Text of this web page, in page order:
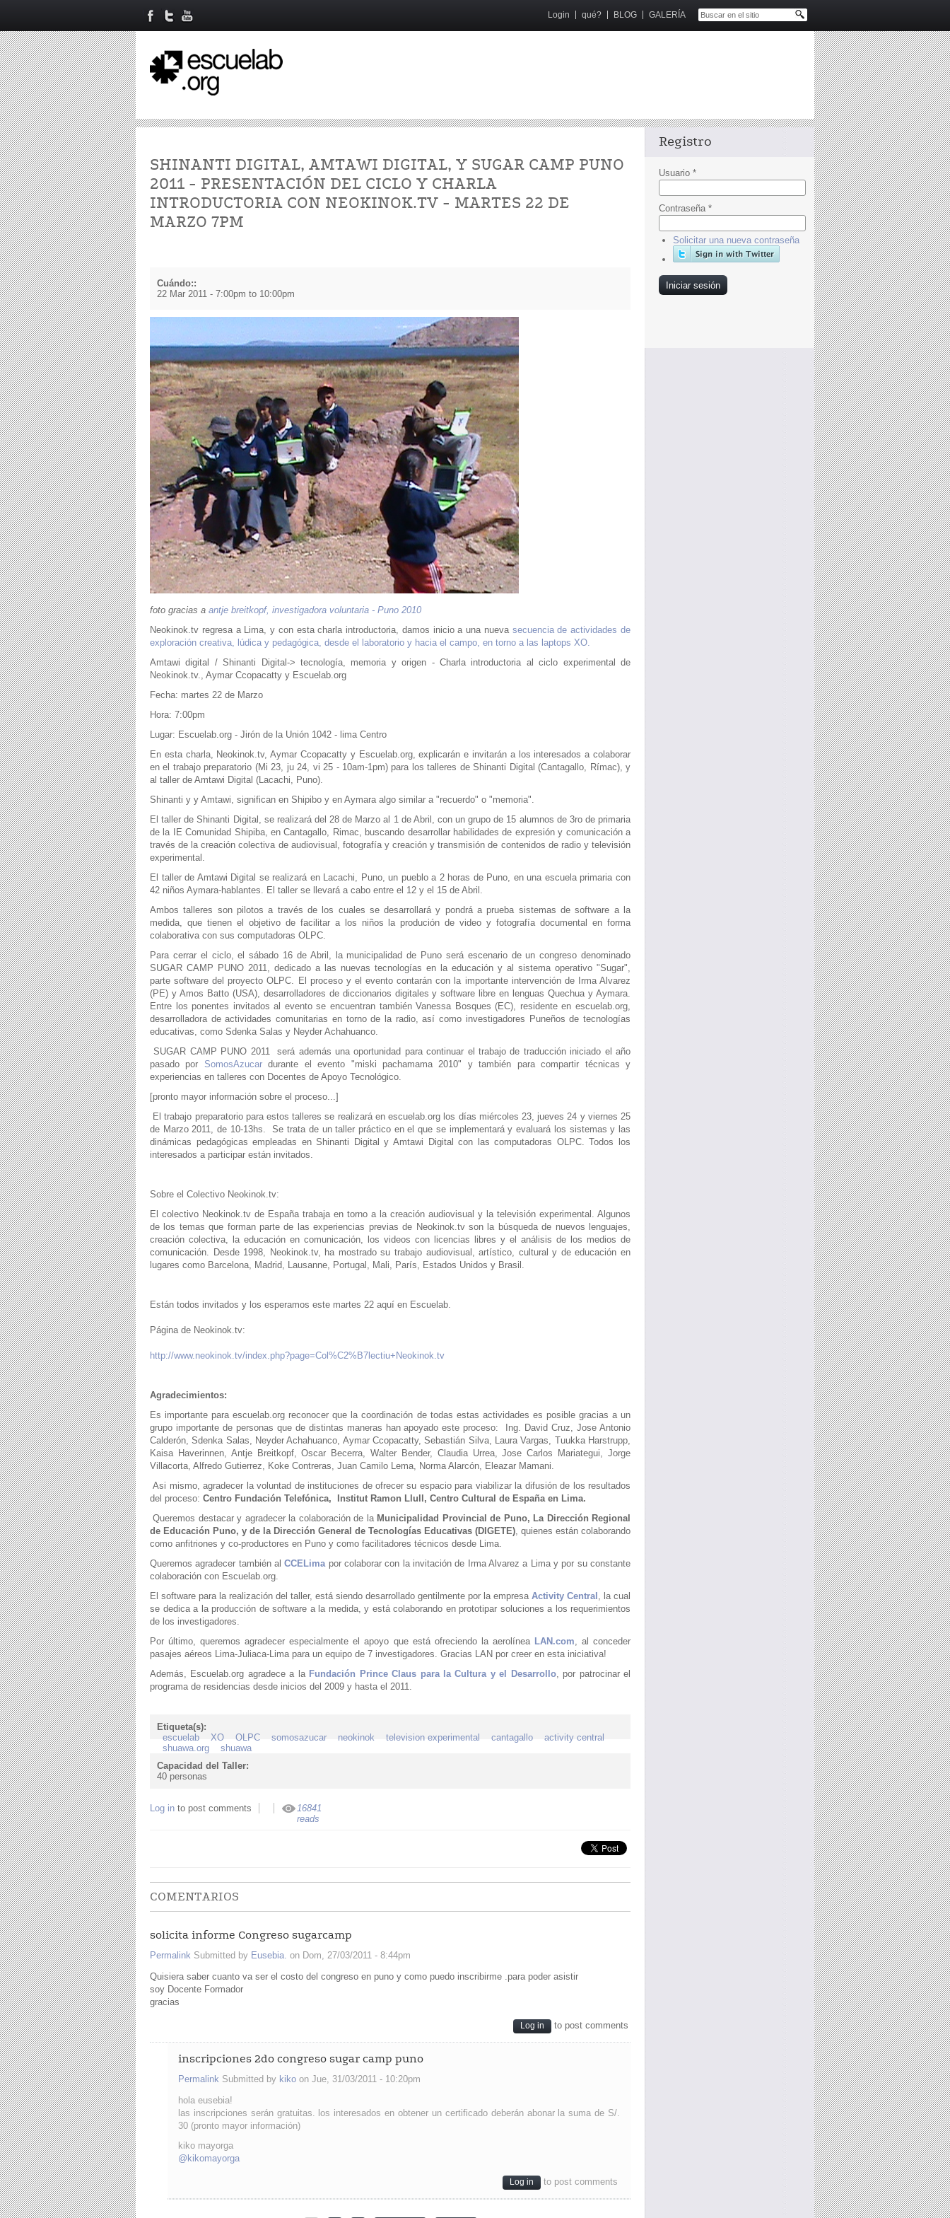
Login qué? BLOG GALERÍA
SHINANTI DIGITAL, AMTAWI DIGITAL, Y SUGAR CAMP PUNO
2011 - PRESENTACIÓN DEL CICLO Y CHARLA
INTRODUCTORIA CON NEOKINOK.TV - MARTES 22 DE
MARZO 7PM
Cuándo::
22 Mar 2011 - 7:00pm to 10:00pm
foto gracias a antje breitkopf, investigadora voluntaria - Puno 2010
Neokinok.tv regresa a Lima, y con esta charla introductoria, damos inicio a una nueva secuencia de actividades de
exploración creativa, lúdica y pedagógica, desde el laboratorio y hacia el campo, en torno a las laptops XO.
Amtawi digital / Shinanti Digital-> tecnología, memoria y origen - Charla introductoria al ciclo experimental de
Neokinok.tv., Aymar Ccopacatty y Escuelab.org
Fecha: martes 22 de Marzo
Hora: 7:00pm
Lugar: Escuelab.org - Jirón de la Unión 1042 - lima Centro
En esta charla, Neokinok.tv, Aymar Ccopacatty y Escuelab.org, explicarán e invitarán a los interesados a colaborar
en el trabajo preparatorio (Mi 23, ju 24, vi 25 - 10am-1pm) para los talleres de Shinanti Digital (Cantagallo, Rímac), y
al taller de Amtawi Digital (Lacachi, Puno).
Shinanti y y Amtawi, significan en Shipibo y en Aymara algo similar a "recuerdo" o "memoria".
El taller de Shinanti Digital, se realizará del 28 de Marzo al 1 de Abril, con un grupo de 15 alumnos de 3ro de primaria
de la IE Comunidad Shipiba, en Cantagallo, Rimac, buscando desarrollar habilidades de expresión y comunicación a
través de la creación colectiva de audiovisual, fotografía y creación y transmisión de contenidos de radio y televisión
experimental.
El taller de Amtawi Digital se realizará en Lacachi, Puno, un pueblo a 2 horas de Puno, en una escuela primaria con
42 niños Aymara-hablantes. El taller se llevará a cabo entre el 12 y el 15 de Abril.
Ambos talleres son pilotos a través de los cuales se desarrollará y pondrá a prueba sistemas de software a la
medida, que tienen el objetivo de facilitar a los niños la produción de video y fotografía documental en forma
colaborativa con sus computadoras OLPC.
Para cerrar el ciclo, el sábado 16 de Abril, la municipalidad de Puno será escenario de un congreso denominado
SUGAR CAMP PUNO 2011, dedicado a las nuevas tecnologías en la educación y al sistema operativo "Sugar",
parte software del proyecto OLPC. El proceso y el evento contarán con la importante intervención de Irma Alvarez
(PE) y Amos Batto (USA), desarrolladores de diccionarios digitales y software libre en lenguas Quechua y Aymara.
Entre los ponentes invitados al evento se encuentran también Vanessa Bosques (EC), residente en escuelab.org,
desarrolladora de actividades comunitarias en torno de la radio, así como investigadores Puneños de tecnologías
educativas, como Sdenka Salas y Neyder Achahuanco.
SUGAR CAMP PUNO 2011 será además una oportunidad para continuar el trabajo de traducción iniciado el año
pasado por SomosAzucardurante el evento "miski pachamama 2010" y también para compartir técnicas y
experiencias en talleres con Docentes de Apoyo Tecnológico.
[pronto mayor información sobre el proceso...]
El trabajo preparatorio para estos talleres se realizará en escuelab.org los días miércoles 23, jueves 24 y viernes 25
de Marzo 2011, de 10-13hs. Se trata de un taller práctico en el que se implementará y evaluará los sistemas y las
dinámicas pedagógicas empleadas en Shinanti Digital y Amtawi Digital con las computadoras OLPC. Todos los
interesados a participar están invitados.
Sobre el Colectivo Neokinok.tv:
El colectivo Neokinok.tv de España trabaja en torno a la creación audiovisual y la televisión experimental. Algunos
de los temas que forman parte de las experiencias previas de Neokinok.tv son la búsqueda de nuevos lenguajes,
creación colectiva, la educación en comunicación, los videos con licencias libres y el análisis de los medios de
comunicación. Desde 1998, Neokinok.tv, ha mostrado su trabajo audiovisual, artístico, cultural y de educación en
lugares como Barcelona, Madrid, Lausanne, Portugal, Mali, París, Estados Unidos y Brasil.
Están todos invitados y los esperamos este martes 22 aquí en Escuelab.
Página de Neokinok.tv:
http://www.neokinok.tv/index.php?page=Col%C2%B7lectiu+Neokinok.tv
Agradecimientos:
Es importante para escuelab.org reconocer que la coordinación de todas estas actividades es posible gracias a un
grupo importante de personas que de distintas maneras han apoyado este proceso: Ing. David Cruz, Jose Antonio
Calderón, Sdenka Salas, Neyder Achahuanco, Aymar Ccopacatty, Sebastián Silva, Laura Vargas, Tuukka Harstrupp,
Kaisa Haverinnen, Antje Breitkopf, Oscar Becerra, Walter Bender, Claudia Urrea, Jose Carlos Mariategui, Jorge
Villacorta, Alfredo Gutierrez, Koke Contreras, Juan Camilo Lema, Norma Alarcón, Eleazar Mamani.
Asi mismo, agradecer la voluntad de instituciones de ofrecer su espacio para viabilizar la difusión de los resultados
del proceso: Centro Fundación Telefónica, Institut Ramon Llull, Centro Cultural de España en Lima.
Queremos destacar y agradecer la colaboración de la Municipalidad Provincial de Puno, La Dirección Regional
de Educación Puno, y de la Dirección General de Tecnologías Educativas (DIGETE), quienes están colaborando
como anfitriones y co-productores en Puno y como facilitadores técnicos desde Lima.
Queremos agradecer también alCCELimapor colaborar con la invitación de Irma Alvarez a Lima y por su constante
colaboración con Escuelab.org.
El software para la realización del taller, está siendo desarrollado gentilmente por la empresa Activity Central , la cual
se dedica a la producción de software a la medida, y está colaborando en prototipar soluciones a los requerimientos
de los investigadores.
Por último, queremos agradecer especialmente el apoyo que está ofreciendo la aerolínea LAN.com, al conceder
pasajes aéreos Lima-Juliaca-Lima para un equipo de 7 investigadores. Gracias LAN por creer en esta iniciativa!
Además, Escuelab.org agradece a la Fundación Prince Claus para la Cultura y el Desarrollo, por patrocinar el
programa de residencias desde inicios del 2009 y hasta el 2011.
Etiqueta(s):
escuelab
XO OLPC somosazucar neokinok television experimental cantagallo
activity central
shuawa.org
shuawa
Capacidad del Taller:
40 personas
Log in to post comments
16841
reads
COMENTARIOS
solicita informe Congreso sugarcamp
Permalink Submitted by Eusebia. on Dom, 27/03/2011 - 8:44pm
Quisiera saber cuanto va ser el costo del congreso en puno y como puedo inscribirme .para poder asistir
soy Docente Formador
gracias
Log in to post comments
inscripciones 2do congreso sugar camp puno
Permalink Submitted by kiko on Jue, 31/03/2011 - 10:20pm
hola eusebia!
las inscripciones serán gratuitas. los interesados en obtener un certificado deberán abonar la suma de S/.
30 (pronto mayor información)
kiko mayorga
@kikomayorga
Log in to post comments
Registro
Usuario *
Contraseña *
Solicitar una nueva contraseña